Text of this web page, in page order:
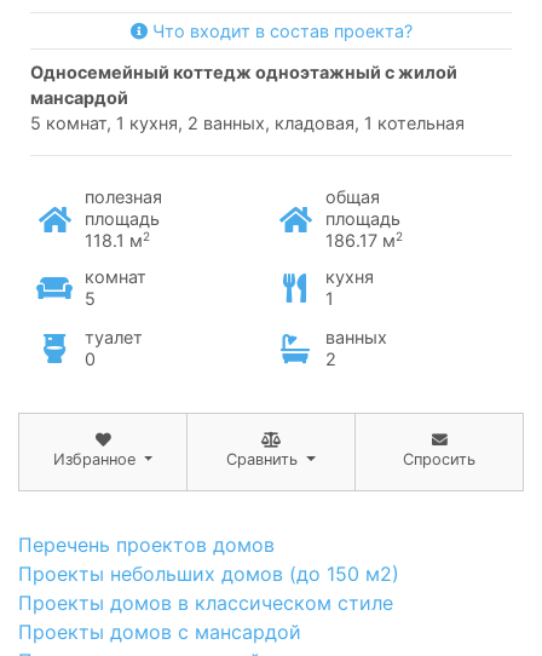
Что входит в состав проекта?
односемейный коттедж одноэтажный с жилой
мансардой
5 комнат, 1 кухня, 2 ванных, кладовая, 1 котельная
полезная
площадь
118.1 м2
общая
площадь
186.17 м2
комнат
5
кухня
1
туалет
0
ванных
2
Избранное Сравнить Спросить
Перечень проектов домов
Проекты небольших домов (до 150 м2)
Проекты домов в классическом стиле
Проекты домов с мансардой